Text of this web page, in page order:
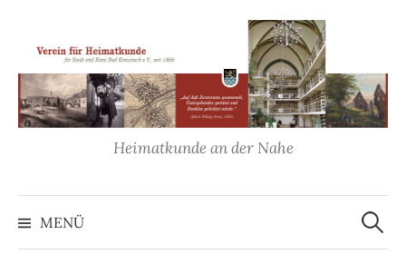
Inhalt
Heimatkunde an der Nahe
MENÜ
Suchen
nach: